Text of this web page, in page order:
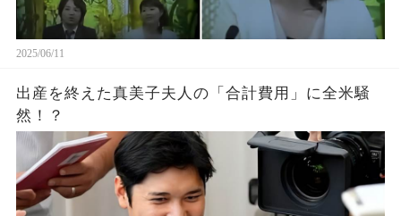
2025/06/11
出産を終えた真美子夫人の「合計費用」に全米騒
然！？